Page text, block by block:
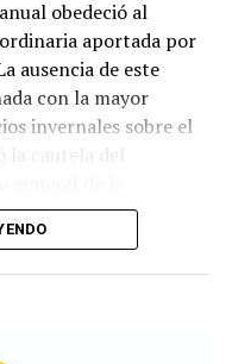
obedeció al
aportada por
ausencia de este
con la mayor
invernales sobre el
la cautela del